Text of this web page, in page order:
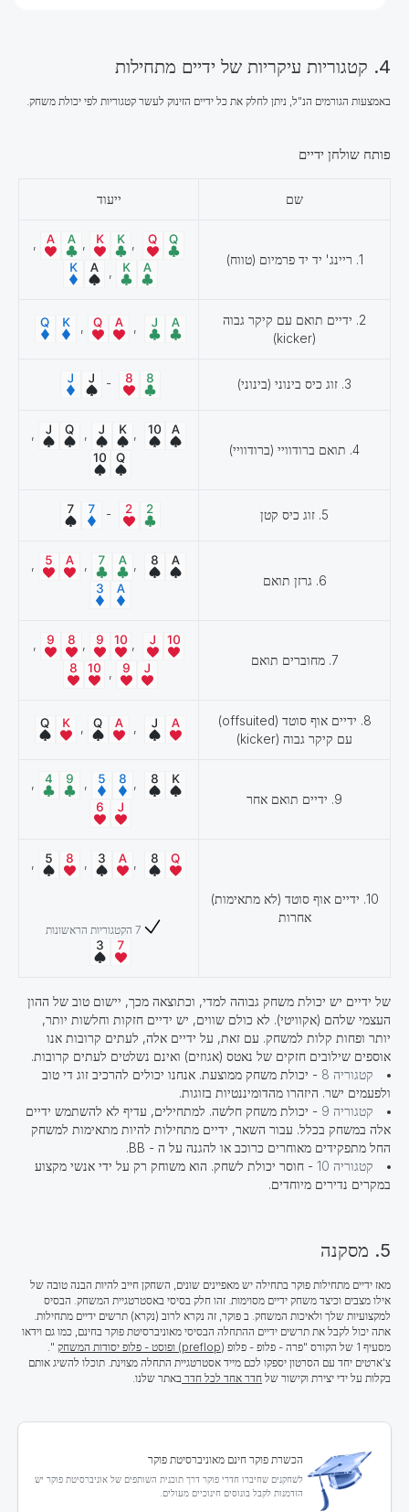
4. קטגוריות עיקריות של ידיים מתחילות
באמצעות הגורמים הנ"ל, ניתן לחלק את כל ידיים הזינוק לעשר קטגוריות לפי יכולת משחק.
פותח שולחן ידיים
שם ייעוד
1. ריינג' יד יד פרמיום (טווח)
,
,
,
,
2. ידיים תואם עם קיקר גבוה
(kicker)
,
,
3. זוג כיס בינוני (בינוני) -
4. תואם ברודוויי (ברודוויי)
,
,
,
5. זוג כיס קטן -
6. גרזן תואם
,
,
,
7. מחוברים תואם
,
,
,
,
8. ידיים אוף סוטד (offsuited)
עם קיקר גבוה (kicker)
,
,
9. ידיים תואם אחר
,
,
,
10. ידיים אוף סוטד (לא מתאימות)
אחרות
,
,
,
7 הקטגוריות הראשונות
של ידיים יש יכולת משחק גבוהה למדי, וכתוצאה מכך, יישום טוב של ההון
העצמי שלהם (אקוויטי). לא כולם שווים, יש ידיים חזקות וחלשות יותר,
יותר ופחות קלות למשחק. עם זאת, על ידיים אלה, לעתים קרובות אנו
אוספים שילובים חזקים של נאטס (אגוזים) ואינם נשלטים לעתים קרובות.
קטגוריה 8
- יכולת משחק ממוצעת. אנחנו יכולים להרכיב זוג די טוב
ולפעמים ישר. היזהרו מהדומיננטיות בזוגות.
קטגוריה 9
- יכולת משחק חלשה. למתחילים, עדיף לא להשתמש ידיים
אלה במשחק בכלל. עבור השאר, ידיים מתחילות להיות מתאימות למשחק
החל מתפקידים מאוחרים כרוכב או להגנה על ה - BB.
קטגוריה 10
- חוסר יכולת לשחק. הוא משוחק רק על ידי אנשי מקצוע
במקרים נדירים מיוחדים.
5. מסקנה
מאז ידיים מתחילות פוקר בתחילה יש מאפיינים שונים, השחקן חייב להיות הבנה טובה של
אילו מצבים וכיצד משחק ידיים מסוימות. זהו חלק בסיסי באסטרטגיית המשחק. הבסיס
למקצועיות שלך ולאיכות המשחק. ב פוקר, זה נקרא לרוב (נקרא) תרשים ידיים מתחילות.
אתה יכול לקבל את תרשים ידיים ההתחלה הבסיסי מאוניברסיטת פוקר בחינם, כמו גם וידאו
מסעיף 1 של הקורס "פרה - פלופ - פלופ (
preflop) ופוסט - פלופ יסודות המשחק
".
צ'ארטים יחד עם הסרטון יספקו לכם מייד אסטרטגיית התחלה מצוינת. תוכלו להשיג אותם
בקלות על ידי יצירת וקישור של חדר אחד לכל חדר באתר שלנו.
הכשרת פוקר חינם מאוניברסיטת פוקר
לשחקנים שחיברו חדרי פוקר דרך תוכנית השותפים של אוניברסיטת פוקר יש
הזדמנות לקבל בונוסים חינוכיים מעולים.